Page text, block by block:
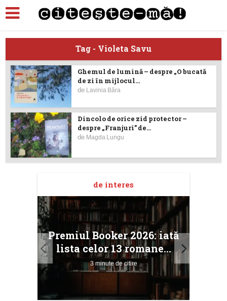
Tag - Violeta Savu
Ghemul de lumină – despre „O bucată
de zi în mijlocul...
de Lavinia Băra
Dincolo de orice zid protector –
despre „Franjuri” de...
de Magda Lungu
de interes
Premiul Booker 2026: iată
lista celor 13 romane...
3 minute de citire